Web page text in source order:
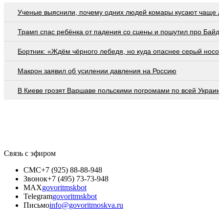
Ученые выяснили, почему одних людей комары кусают чаще
Трамп спас ребёнка от падения со сцены и пошутил про
Бортник: «Ждём чёрного лебедя, но куда опаснее серый
Макрон заявил об усилении давления на Россию
В Киеве грозят Варшаве польскими погромами по всей
Связь с эфиром
СМС+7 (925) 88-88-948
Звонок+7 (495) 73-73-948
MAXgovoritmskbot
Telegramgovoritmskbot
Письмоinfo@govoritmoskva.ru